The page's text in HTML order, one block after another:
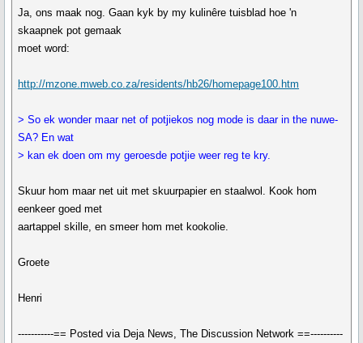
Ja, ons maak nog. Gaan kyk by my kulinêre tuisblad hoe 'n
skaapnek pot gemaak
moet word:
http://mzone.mweb.co.za/residents/hb26/homepage100.htm
> So ek wonder maar net of potjiekos nog mode is daar in the nuwe-
SA? En wat
> kan ek doen om my geroesde potjie weer reg te kry.
Skuur hom maar net uit met skuurpapier en staalwol. Kook hom
eenkeer goed met
aartappel skille, en smeer hom met kookolie.
Groete
Henri
-----------== Posted via Deja News, The Discussion Network ==----------